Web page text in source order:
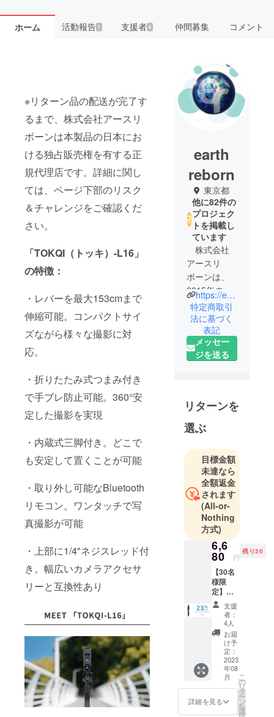
ホーム 活動報告1 支援者4 仲間募集 コメント
※リターン品の配送が完了す
るまで、株式会社アースリ
ボーンは本製品の日本にお
ける独占販売権を有する正
規代理店です。詳細に関し
ては、ページ下部のリスク
＆チャレンジをご確認くだ
さい。
「TOKQI（トッキ）-L16」
の特徴：
・レバーを最大153cmまで
伸縮可能。コンパクトサイ
ズながら様々な撮影に対
応。
・折りたたみ式つまみ付き
で手ブレ防止可能。360°安
定した撮影を実現
・内蔵式三脚付き。どこで
も安定して置くことが可能
・取り外し可能なBluetooth
リモコン。ワンタッチで写
真撮影が可能
・上部に1/4"ネジスレッド付
き。幅広いカメラアクセサ
リーと互換性あり
earth
reborn
東京都
他に82件の
プロジェク
トを掲載し
ています
株式会社
アースリ
ボーンは、
2015年の設
立以来、総
販売代理店
として、ス
マート
ウォッチ
グラス
「MEIZU」
、イヤホン
、ワイヤレ
ス充電器ブ
ランド
「CHOETEC
H」など、最
先端のガ
ジェットブ
ランドを幅
広く取り
扱っており
ます。
私たち
は、「世界
中の優れた
ブランドを
発掘し、日
本市場に最
供する。消
https://earth-reborn.co.jp/
特定商取引
法に基づく
表記
メッセー
ジを送る
リターンを
選ぶ
目標金額
未達なら
全額返金
されます
(All-or-
Nothing
方式)
6,6
80 円
残り30
【30名
様限
定】超
超超早
割
23％OF
F！
「TOK
L16」
×1 一般
販売予
定価
格：
8,600円
支援
者：
4人
お届
け予
定：
2023
年08
月
詳細を見る
こ
の
リ
タ
ー
ン
を
選